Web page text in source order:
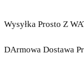
Wysyłka Prosto Z
DArmowa Dostawa